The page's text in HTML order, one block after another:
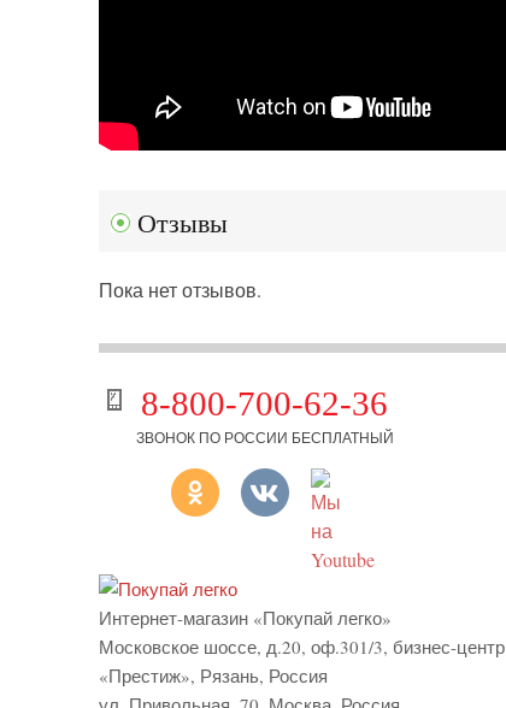
Отзывы
Пока нет отзывов.
8-800-700-62-36
ЗВОНОК ПО РОССИИ БЕСПЛАТНЫЙ
Интернет-магазин «Покупай легко»
Московское шоссе, д.20, оф.301/3, бизнес-центр
«Престиж», Рязань, Россия